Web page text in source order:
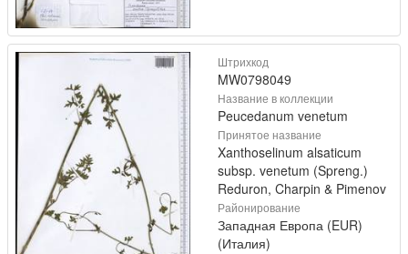
Штрихкод
MW0798049
Название в коллекции
Peucedanum venetum
Принятое название
Xanthoselinum alsaticum
subsp. venetum (Spreng.)
Reduron, Charpin & Pimenov
Районирование
Западная Европа (EUR)
(Италия)